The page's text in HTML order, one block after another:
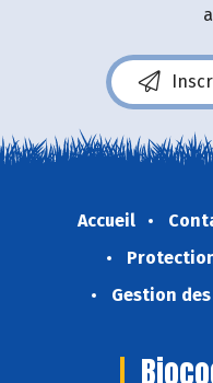
Accueil
Gestion